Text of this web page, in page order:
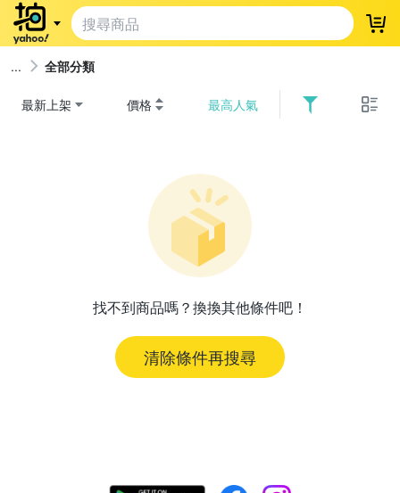
登
全部分類
最新上架 價格 最高人氣
找不到商品嗎？換換其他條件吧！
清除條件再搜尋